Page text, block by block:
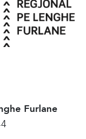
Furlane